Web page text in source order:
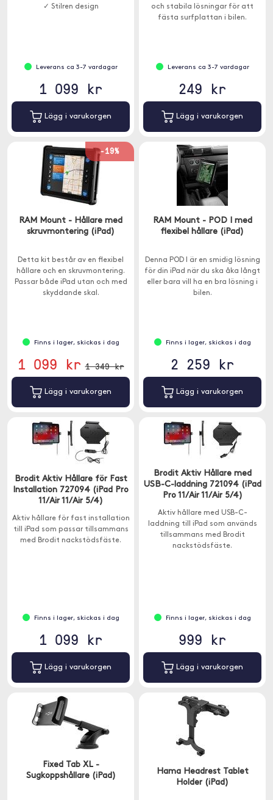
✓ Stilren design
Leverans ca 3-7 vardagar
1 099 kr
Lägg i varukorgen
och stabila lösningar för att
fästa surfplattan i bilen.
Leverans ca 3-7 vardagar
249 kr
Lägg i varukorgen
-19%
RAM Mount - Hållare med
skruvmontering (iPad)
Detta kit består av en flexibel
hållare och en skruvmontering.
Passar både iPad utan och med
skyddande skal.
Finns i lager, skickas i dag
1 099 kr 1 349 kr
Lägg i varukorgen
RAM Mount - POD I med
flexibel hållare (iPad)
Denna POD I är en smidig lösning
för din iPad när du ska åka långt
eller bara vill ha en bra lösning i
bilen.
Finns i lager, skickas i dag
2 259 kr
Lägg i varukorgen
Brodit Aktiv Hållare för Fast
Installation 727094 (iPad Pro
11/Air 11/Air 5/4)
Aktiv hållare för fast installation
till iPad som passar tillsammans
med Brodit nackstödsfäste.
Finns i lager, skickas i dag
1 099 kr
Lägg i varukorgen
Brodit Aktiv Hållare med
USB-C-laddning 721094 (iPad
Pro 11/Air 11/Air 5/4)
Aktiv hållare med USB-C-
laddning till iPad som används
tillsammans med Brodit
nackstödsfäste.
Finns i lager, skickas i dag
999 kr
Lägg i varukorgen
Fixed Tab XL -
Sugkoppshållare (iPad)
Hama Headrest Tablet
Holder (iPad)